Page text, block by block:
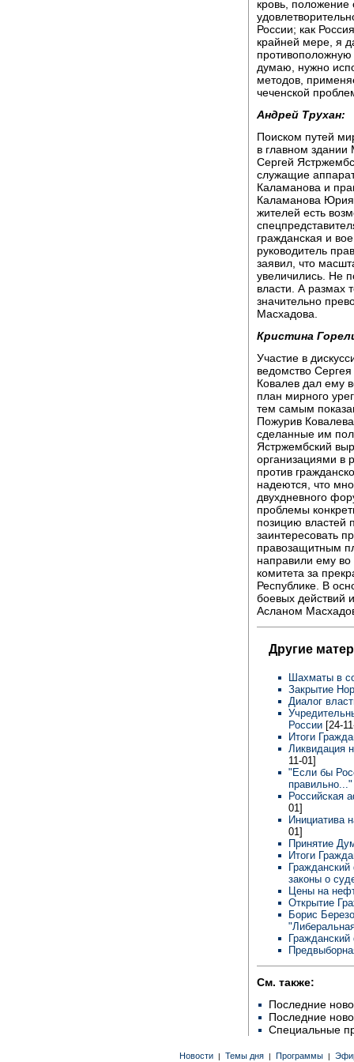
кровь,
России; как
крайней мере, я
противоположную
думаю, нужно
методов,
чеченской
Андрей Трухан:
Поиском путей
в главном
Сергей
служащие
Каламанова и
Каламанова Юрия
жителей есть
гражданская и
руководитель
заявил, что
увеличились. Не
власти. А размах
значительно
Масхадова.
Кристина
Участие в
ведомство
Ковалев дал ему
план мирного
тем самым
Пожурив
сделанные им
Ястржембский
организациями в
против
надеются, что
двухдневного
проблемы
позицию властей
заинтересовать
правозащитным
направили ему во
комитета за
Республике. В
боевых действий
Асланом
Другие
Шахматы в
Закрытие
Диалог
России [24-
Итоги
Ликвидация
11-01]
"Если бы
Российская
01]
Инициатива
01]
Принятие
Итоги
законы о
Цены на
Открытие
Борис
См. также:
Последние
Последние
Специальные
Новости | Темы дня | Программы |